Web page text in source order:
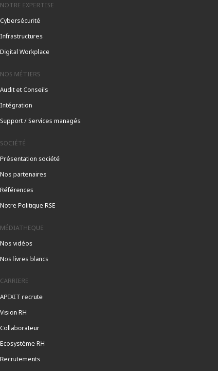
NOTRE EXPERTISE
Cybersécurité
Infrastructures
Digital Workplace
NOS MÉTIERS
Audit et Conseils
Intégration
Support / Services managés
SOCIÉTÉ
Présentation société
Nos partenaires
Références
Notre Politique RSE
MÉDIATHEQUE
Nos vidéos
Nos livres blancs
CARRIERE
APIXIT recrute
Vision RH
Collaborateur
Ecosystème RH
Recrutements